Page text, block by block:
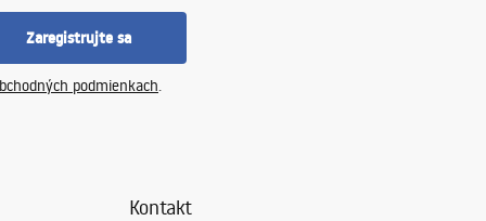
Zaregistrujte sa
podmienkach.
Kontakt